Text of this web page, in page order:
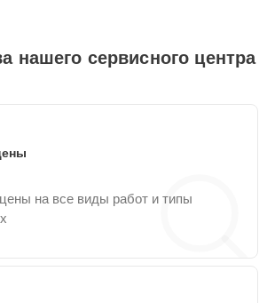
нашего сервисного центра
на все виды работ и типы